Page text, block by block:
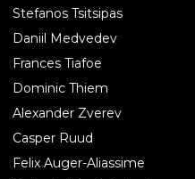
Stefanos Tsitsipas
Daniil Medvedev
Frances Tiafoe
Dominic Thiem
Alexander Zverev
Casper Ruud
Felix Auger-Aliassime